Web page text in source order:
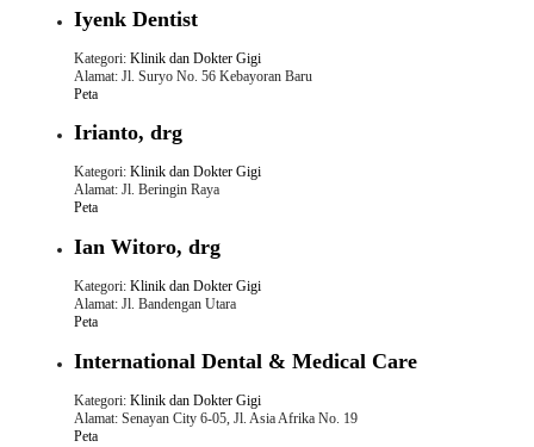
Iyenk Dentist
Kategori: Klinik dan Dokter Gigi
Alamat: Jl. Suryo No. 56 Kebayoran Baru
Peta
Irianto, drg
Kategori: Klinik dan Dokter Gigi
Alamat: Jl. Beringin Raya
Peta
Ian Witoro, drg
Kategori: Klinik dan Dokter Gigi
Alamat: Jl. Bandengan Utara
Peta
International Dental & Medical Care
Kategori: Klinik dan Dokter Gigi
Alamat: Senayan City 6-05, Jl. Asia Afrika No. 19
Peta